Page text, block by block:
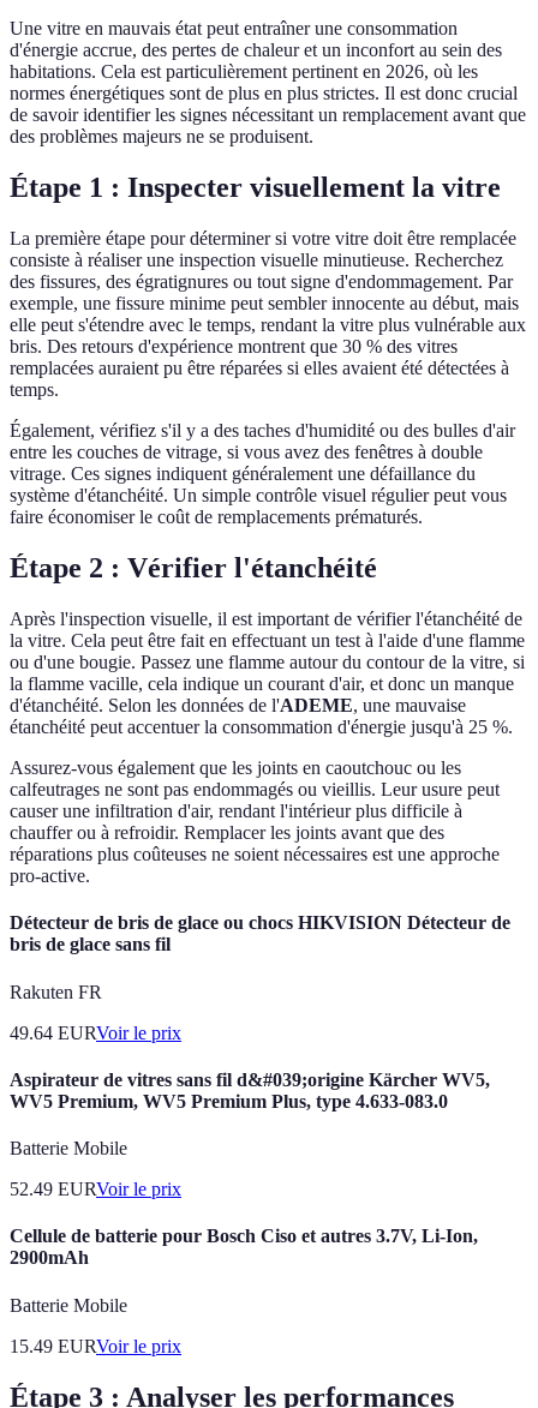
Une vitre en mauvais état peut entraîner une consommation
d'énergie accrue, des pertes de chaleur et un inconfort au sein des
habitations. Cela est particulièrement pertinent en 2026, où les
normes énergétiques sont de plus en plus strictes. Il est donc crucial
de savoir identifier les signes nécessitant un remplacement avant que
des problèmes majeurs ne se produisent.
Étape 1 : Inspecter visuellement la vitre
La première étape pour déterminer si votre vitre doit être remplacée
consiste à réaliser une inspection visuelle minutieuse. Recherchez
des fissures, des égratignures ou tout signe d'endommagement. Par
exemple, une fissure minime peut sembler innocente au début, mais
elle peut s'étendre avec le temps, rendant la vitre plus vulnérable aux
bris. Des retours d'expérience montrent que 30 % des vitres
remplacées auraient pu être réparées si elles avaient été détectées à
temps.
Également, vérifiez s'il y a des taches d'humidité ou des bulles d'air
entre les couches de vitrage, si vous avez des fenêtres à double
vitrage. Ces signes indiquent généralement une défaillance du
système d'étanchéité. Un simple contrôle visuel régulier peut vous
faire économiser le coût de remplacements prématurés.
Étape 2 : Vérifier l'étanchéité
Après l'inspection visuelle, il est important de vérifier l'étanchéité de
la vitre. Cela peut être fait en effectuant un test à l'aide d'une flamme
ou d'une bougie. Passez une flamme autour du contour de la vitre, si
la flamme vacille, cela indique un courant d'air, et donc un manque
d'étanchéité. Selon les données de l'ADEME, une mauvaise
étanchéité peut accentuer la consommation d'énergie jusqu'à 25 %.
Assurez-vous également que les joints en caoutchouc ou les
calfeutrages ne sont pas endommagés ou vieillis. Leur usure peut
causer une infiltration d'air, rendant l'intérieur plus difficile à
chauffer ou à refroidir. Remplacer les joints avant que des
réparations plus coûteuses ne soient nécessaires est une approche
pro-active.
Détecteur de bris de glace ou chocs HIKVISION Détecteur de
bris de glace sans fil
Rakuten FR
49.64 EURVoir le prix
Aspirateur de vitres sans fil d&#039;origine Kärcher WV5,
WV5 Premium, WV5 Premium Plus, type 4.633-083.0
Batterie Mobile
52.49 EURVoir le prix
Cellule de batterie pour Bosch Ciso et autres 3.7V, Li-Ion,
2900mAh
Batterie Mobile
15.49 EURVoir le prix
Étape 3 : Analyser les performances